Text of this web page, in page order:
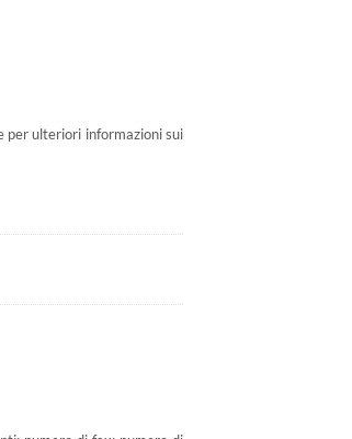
per ulteriori informazioni sui